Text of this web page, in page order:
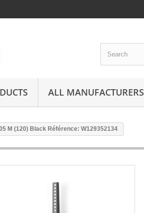
ALL MANUFACTURERS
M (120) Black Référence: W129352134